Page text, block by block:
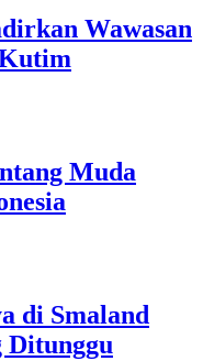
Wawasan
Muda
di Smaland
Ditunggu